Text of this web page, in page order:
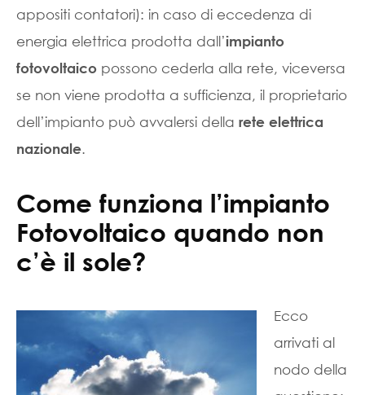
appositi contatori): in caso di eccedenza di
energia elettrica prodotta dall’impianto
fotovoltaico possono cederla alla rete, viceversa
se non viene prodotta a sufficienza, il proprietario
dell’impianto può avvalersi della rete elettrica
nazionale.
Come funziona l’impianto
Fotovoltaico quando non
c’è il sole?
Ecco
arrivati al
nodo della